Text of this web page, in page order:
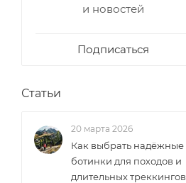
и новостей
Подписаться
Статьи
20 марта 2026
Как выбрать надёжные
ботинки для походов и
длительных треккингов